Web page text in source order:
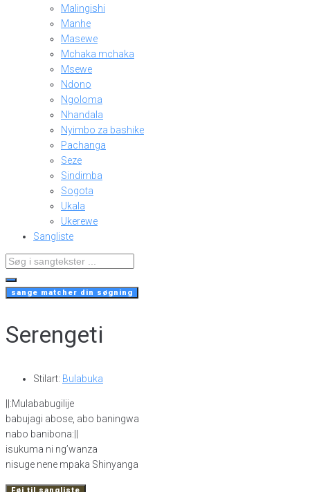
Malingishi
Manhe
Masewe
Mchaka mchaka
Msewe
Ndono
Ngoloma
Nhandala
Nyimbo za bashike
Pachanga
Seze
Sindimba
Sogota
Ukala
Ukerewe
Sangliste
Search
...
sange matcher din søgning
Serengeti
Stilart: Bulabuka
||:Mulababugilije
babujagi abose, abo baningwa
nabo banibona:||
isukuma ni ng’wanza
nisuge nene mpaka Shinyanga
Føj til sangliste